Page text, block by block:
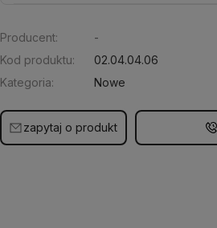
Producent:
-
Kod produktu:
02.04.04.06
Kategoria:
Nowe
zapytaj o produkt